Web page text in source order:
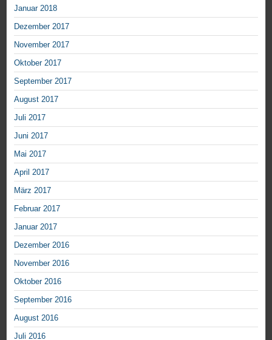
Januar 2018
Dezember 2017
November 2017
Oktober 2017
September 2017
August 2017
Juli 2017
Juni 2017
Mai 2017
April 2017
März 2017
Februar 2017
Januar 2017
Dezember 2016
November 2016
Oktober 2016
September 2016
August 2016
Juli 2016